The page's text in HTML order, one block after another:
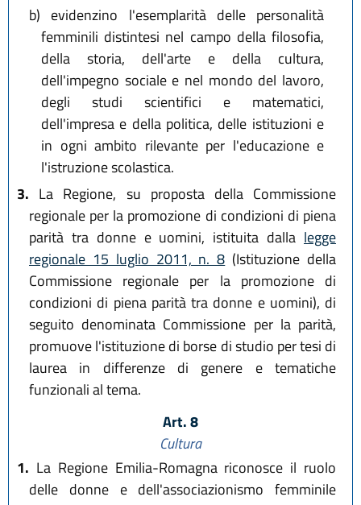
b) evidenzino l'esemplarità delle personalità
femminili distintesi nel campo della filosofia,
della storia, dell'arte e della cultura,
dell'impegno sociale e nel mondo del lavoro,
degli studi scientifici e matematici,
dell'impresa e della politica, delle istituzioni e
in ogni ambito rilevante per l'educazione e
l'istruzione scolastica.
3. La Regione, su proposta della Commissione
regionale per la promozione di condizioni di piena
parità tra donne e uomini, istituita dalla legge
regionale 15 luglio 2011, n. 8 (Istituzione della
Commissione regionale per la promozione di
condizioni di piena parità tra donne e uomini), di
seguito denominata Commissione per la parità,
promuove l'istituzione di borse di studio per tesi di
laurea in differenze di genere e tematiche
funzionali al tema.
Art. 8
Cultura
1. La Regione Emilia-Romagna riconosce il ruolo
delle donne e dell'associazionismo femminile